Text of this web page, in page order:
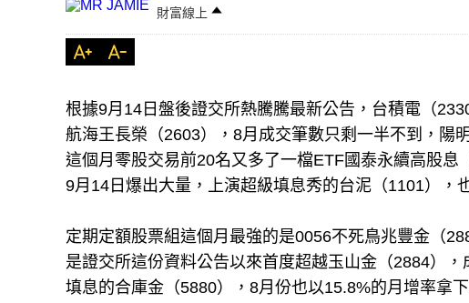
財富線上
根據9月14日盤後證交所熱騰騰最新公告，台積電（
航海王長榮（2603），8月成交筆數只剩一半不到，陽
這個月零股交易前20名又多了一檔ETF國泰永續高股
9月14日爆出大量，上演超級填息秀的台泥（1101），
定期定額股票組這個月最強的是0056不死鳥兆豐金（
是證交所這份資料公告以來首度超越玉山金（2884）
填息的合庫金（5880），8月份也以15.8%的月增率拿